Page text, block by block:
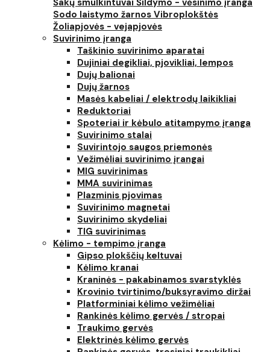
Šakų smulkintuvai Šildymo - vėsinimo įranga
Sodo laistymo žarnos Vibroplokštės
Žoliapjovės - vejapjovės
Suvirinimo įranga
Taškinio suvirinimo aparatai
Dujiniai degikliai, pjovikliai, lempos
Dujų balionai
Dujų žarnos
Masės kabeliai / elektrodų laikikliai
Reduktoriai
Spoteriai ir kėbulo atitampymo įranga
Suvirinimo stalai
Suvirintojo saugos priemonės
Vežimėliai suvirinimo įrangai
MIG suvirinimas
MMA suvirinimas
Plazminis pjovimas
Suvirinimo magnetai
Suvirinimo skydeliai
TIG suvirinimas
Kėlimo - tempimo įranga
Gipso plokščių keltuvai
Kėlimo kranai
Kraninės - pakabinamos svarstyklės
Krovinio tvirtinimo/buksyravimo diržai
Platforminiai kėlimo vežimėliai
Rankinės kėlimo gervės / stropai
Traukimo gervės
Elektrinės kėlimo gervės